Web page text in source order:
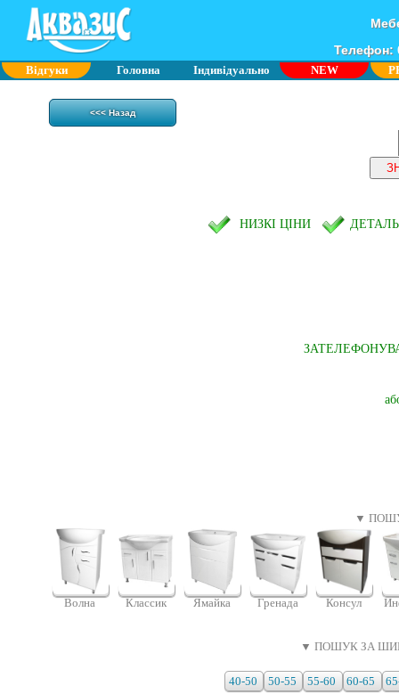
Телефон:
Відгуки Головна Індивідуально NEW
<<< Назад
НИЗКІ ЦІНИ
▼
Волна Классик Ямайка Гренада Консул
▼ ПОШУК ЗА
40-50 50-55 55-60 60-65